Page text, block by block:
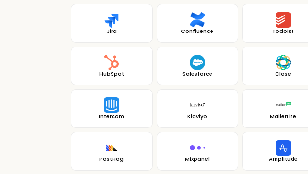
Jira Confluence Todoist
HubSpot Salesforce Close
Intercom Klaviyo MailerLite
PostHog Mixpanel Amplitude